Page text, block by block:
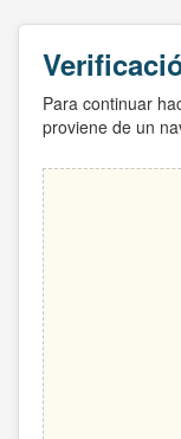
Para continuar
proviene de un